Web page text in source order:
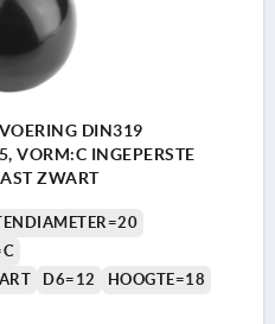
DIN319
VORM:C INGEPERSTE
ZWART
D6=12 HOOGTE=18